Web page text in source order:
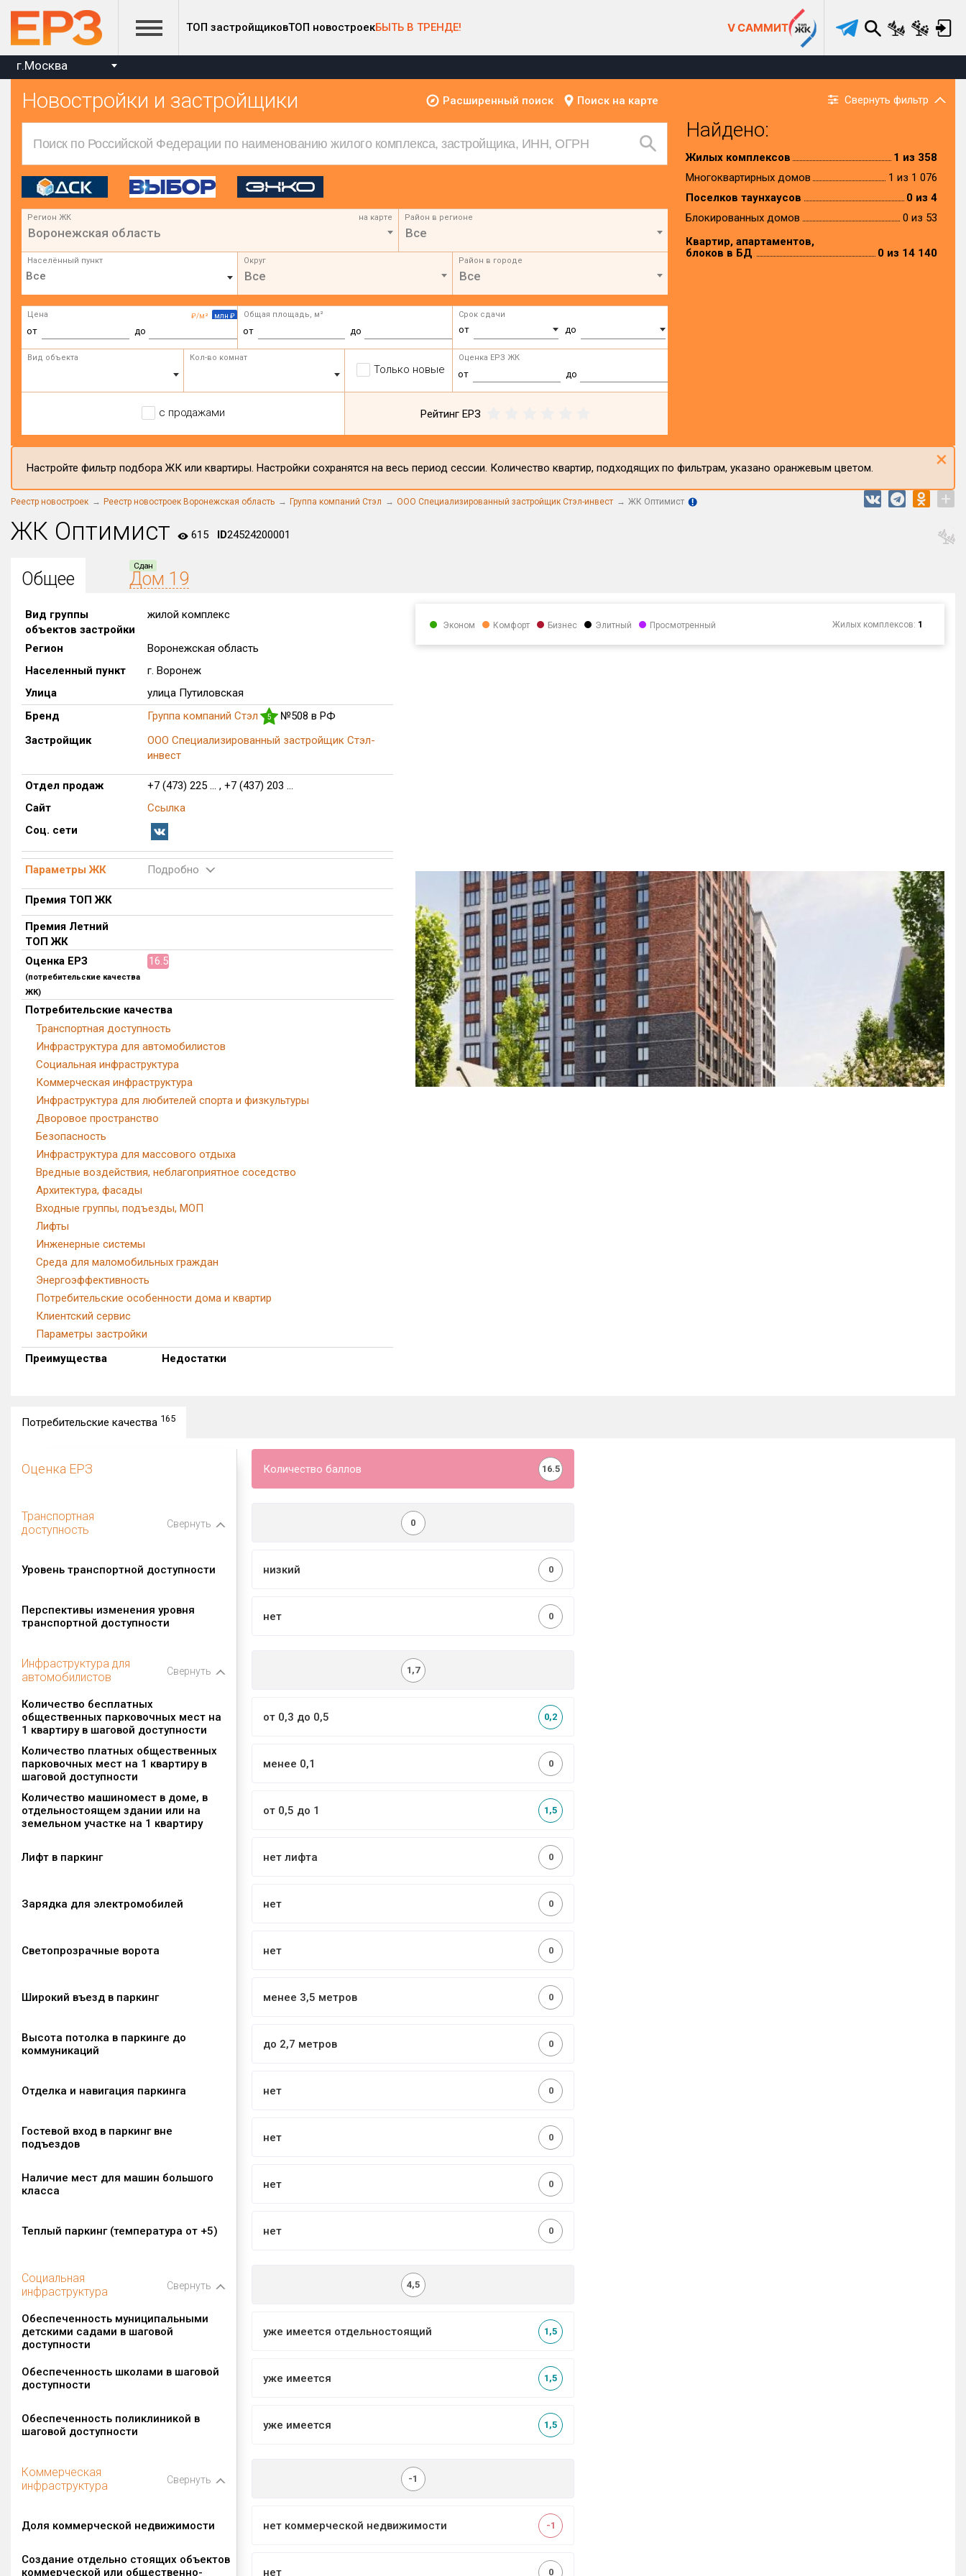
ТОП застройщиковТОП новостроекБЫТЬ В ТРЕНДЕ! V САММИТ
г.Москва
Новостройки и застройщики Расширенный поиск Поиск на карте Свернуть фильтр
Регион ЖК на карте
Воронежская область
Район в регионе
Все
Населённый пункт Округ
Все
Район в городе
Все
₽/м² млн ₽
Цена
от до
Общая площадь, м²
от до
Срок сдачи
от до
Вид объекта Кол-во комнат
Только новые
Оценка ЕРЗ ЖК
от до
с продажами Рейтинг ЕРЗ
Найдено:
Жилых комплексов
1 из 358
Многоквартирных домов
1 из 1 076
Поселков таунхаусов
0 из 4
Блокированных домов
0 из 53
Квартир, апартаментов,
блоков в БД
0 из 14 140
Настройте фильтр подбора ЖК или квартиры. Настройки сохранятся на весь период сессии. Количество квартир, подходящих по фильтрам, указано оранжевым цветом. ×
Реестр новостроек Реестр новостроек Воронежская область Группа компаний Стэл ООО Специализированный застройщик Стэл-инвест ЖК Оптимист +
ЖК Оптимист 615 ID24524200001
Общее
Сдан
Дом 19
Вид группы
объектов застройки
жилой комплекс
Регион
Воронежская область
Населенный пункт
г. Воронеж
Улица
улица Путиловская
Бренд
Группа компаний Стэл 5
№508 в РФ
Застройщик
ООО Специализированный застройщик Стэл-
инвест
Отдел продаж
+7 (473) 225 ... , +7 (437) 203 ...
Сайт
Ссылка
Соц. сети
Параметры ЖК Подробно
Премия ТОП ЖК
Премия Летний
ТОП ЖК
Оценка ЕРЗ
(потребительские качества
ЖК)
16.5
Потребительские качества
Транспортная доступность
Инфраструктура для автомобилистов
Социальная инфраструктура
Коммерческая инфраструктура
Инфраструктура для любителей спорта и физкультуры
Дворовое пространство
Безопасность
Инфраструктура для массового отдыха
Вредные воздействия, неблагоприятное соседство
Архитектура, фасады
Входные группы, подъезды, МОП
Лифты
Инженерные системы
Среда для маломобильных граждан
Энергоэффективность
Потребительские особенности дома и квартир
Клиентский сервис
Параметры застройки
Преимущества
Недостатки
Эконом Комфорт Бизнес Элитный Просмотренный Жилых комплексов: 1
Потребительские качества 165
Оценка ЕРЗ Количество баллов 16.5
Транспортная
доступность
Свернуть 0
Уровень транспортной доступности низкий 0
Перспективы изменения уровня
транспортной доступности
нет 0
Инфраструктура для
автомобилистов
Свернуть 1,7
Количество бесплатных
общественных парковочных мест на
1 квартиру в шаговой доступности
от 0,3 до 0,5 0,2
Количество платных общественных
парковочных мест на 1 квартиру в
шаговой доступности
менее 0,1 0
Количество машиномест в доме, в
отдельностоящем здании или на
земельном участке на 1 квартиру
от 0,5 до 1 1,5
Лифт в паркинг нет лифта 0
Зарядка для электромобилей нет 0
Светопрозрачные ворота нет 0
Широкий въезд в паркинг менее 3,5 метров 0
Высота потолка в паркинге до
коммуникаций
до 2,7 метров 0
Отделка и навигация паркинга нет 0
Гостевой вход в паркинг вне
подъездов
нет 0
Наличие мест для машин большого
класса
нет 0
Теплый паркинг (температура от +5) нет 0
Социальная
инфраструктура
Свернуть 4,5
Обеспеченность муниципальными
детскими садами в шаговой
доступности
уже имеется отдельностоящий 1,5
Обеспеченность школами в шаговой
доступности
уже имеется 1,5
Обеспеченность поликлиникой в
шаговой доступности
уже имеется 1,5
Коммерческая
инфраструктура
Свернуть -1
Доля коммерческой недвижимости нет коммерческой недвижимости -1
Создание отдельно стоящих объектов
коммерческой или общественно-
нет 0